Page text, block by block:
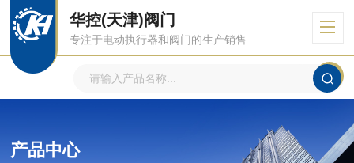
华控(天津)阀门
专注于电动执行器和阀门的生产销售
产品中心